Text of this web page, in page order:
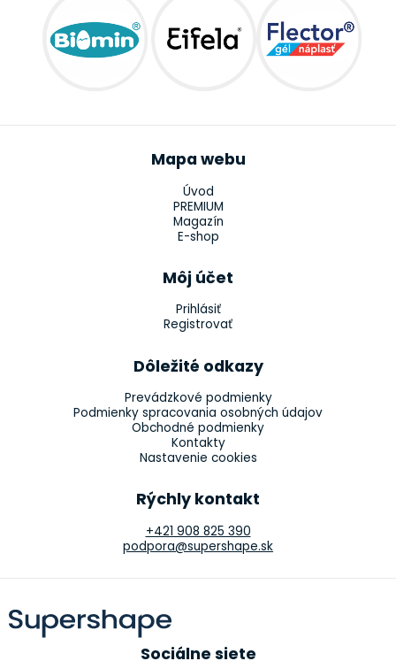
Mapa webu
Úvod
PREMIUM
Magazín
E-shop
Môj účet
Prihlásiť
Registrovať
Dôležité odkazy
Prevádzkové podmienky
Podmienky spracovania osobných údajov
Obchodné podmienky
Kontakty
Nastavenie cookies
Rýchly kontakt
+421 908 825 390
podpora@supershape.sk
Sociálne siete